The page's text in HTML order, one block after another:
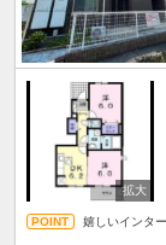
嬉しいインタ